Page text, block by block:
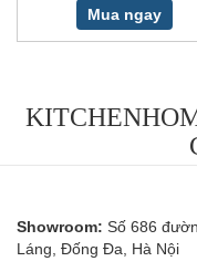
Mua ngay
Showroom: Số 686
Láng, Đống Đa, Hà Nội